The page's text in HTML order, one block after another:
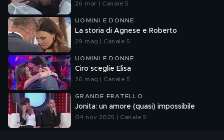
26 mar | Canale 5
UOMINI E DONNE
La storia di Agnese e Roberto
29 mag | Canale 5
UOMINI E DONNE
Ciro sceglie Elisa
26 mag | Canale 5
GRANDE FRATELLO
Jonita: un amore (quasi) impossibile
04 nov 2025 | Canale 5